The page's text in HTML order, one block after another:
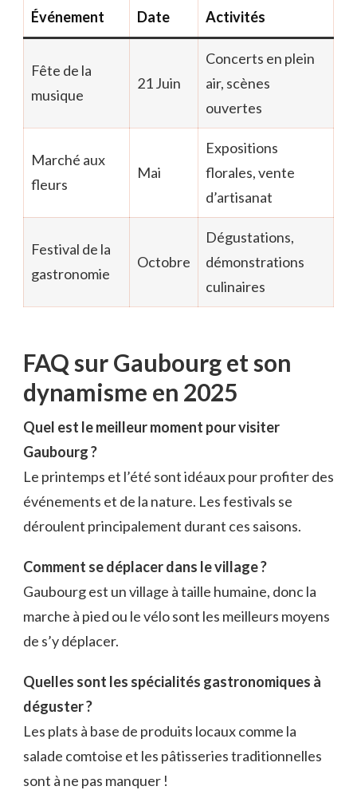
Événement Date Activités
Fête de la
musique
21 Juin
Concerts en plein
air, scènes
ouvertes
Marché aux
fleurs
Mai
Expositions
florales, vente
d’artisanat
Festival de la
gastronomie
Octobre
Dégustations,
démonstrations
culinaires
FAQ sur Gaubourg et son
dynamisme en 2025
Quel est le meilleur moment pour visiter
Gaubourg ?
Le printemps et l’été sont idéaux pour profiter des
événements et de la nature. Les festivals se
déroulent principalement durant ces saisons.
Comment se déplacer dans le village ?
Gaubourg est un village à taille humaine, donc la
marche à pied ou le vélo sont les meilleurs moyens
de s’y déplacer.
Quelles sont les spécialités gastronomiques à
déguster ?
Les plats à base de produits locaux comme la
salade comtoise et les pâtisseries traditionnelles
sont à ne pas manquer !